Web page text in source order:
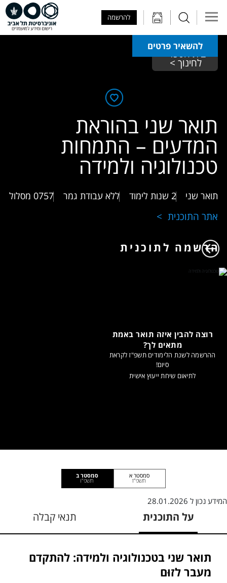
להרשמה
להשאיר פרטים
בית הספר
לחינוך >
תואר שני בהוראת
המדעים – התמחות
טכנולוגיה ולמידה
תואר שני 2 שנות לימוד ללא עבודת גמר 0757 מסלול
אתר התוכנית
הרשמה לתוכנית
רוצה להבין איזה תואר באמת
מתאים לך?
ההרשמה לשנת הלימודים תשפ"ז לקראת
סיום!
לתיאום שיחת ייעוץ אישית
סמסטר א
תשפ"ז
סמסטר ב
תשפ"ו
המידע נכון ל 28.01.2026
על התוכנית תנאי קבלה
תואר שני בטכנולוגיה ולמידה: להתקדם
מעבר לזוּם